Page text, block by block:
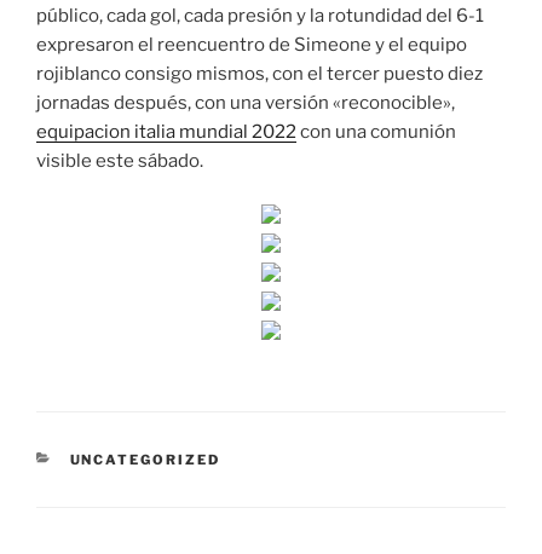
público, cada gol, cada presión y la rotundidad del 6-1
expresaron el reencuentro de Simeone y el equipo
rojiblanco consigo mismos, con el tercer puesto diez
jornadas después, con una versión «reconocible»,
equipacion italia mundial 2022con una comunión
visible este sábado.
CATEGORÍAS
UNCATEGORIZED